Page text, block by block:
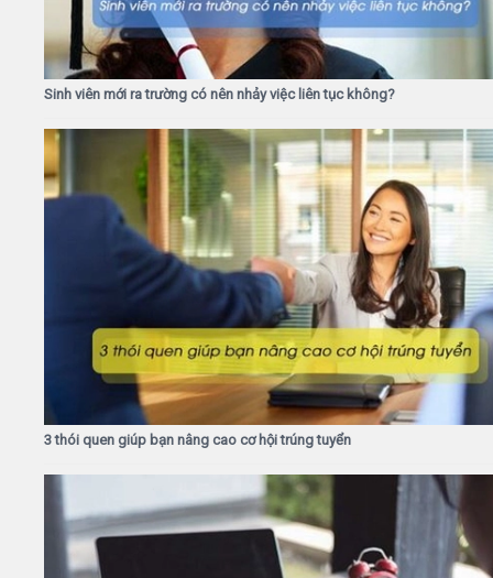
Sinh viên mới ra trường có nên nhảy việc liên tục không?
3 thói quen giúp bạn nâng cao cơ hội trúng tuyển